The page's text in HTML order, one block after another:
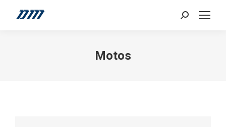
Search:
Motos